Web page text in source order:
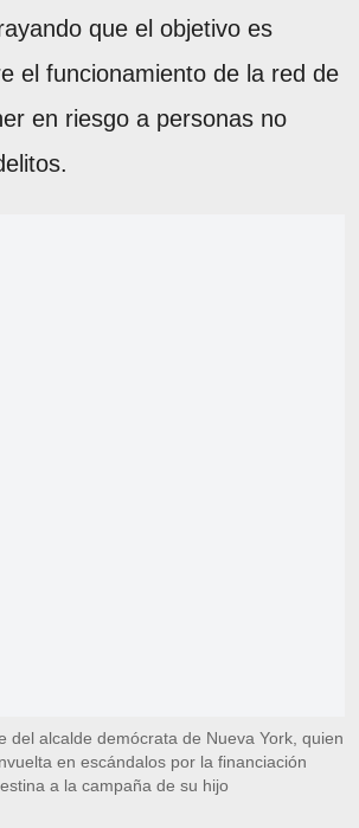
que el objetivo es
el funcionamiento de la red de
en riesgo a personas no
del alcalde demócrata de Nueva York, quien
en escándalos por la financiación
a la campaña de su hijo